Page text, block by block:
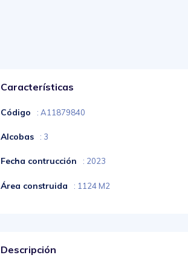
Características
Código : A11879840
Alcobas : 3
Fecha contrucción : 2023
Área construida : 1124 M2
Descripción